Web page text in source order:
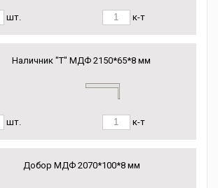
шт. к-т
Наличник "Т" МДФ 2150*65*8 мм
шт. к-т
Добор МДФ 2070*100*8 мм